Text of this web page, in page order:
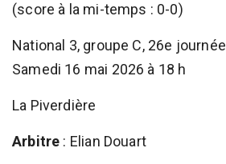
(score à la mi-temps : 0-0)
National 3, groupe C, 26e journée
Samedi 16 mai 2026 à 18 h
La Piverdière
Arbitre : Elian Douart